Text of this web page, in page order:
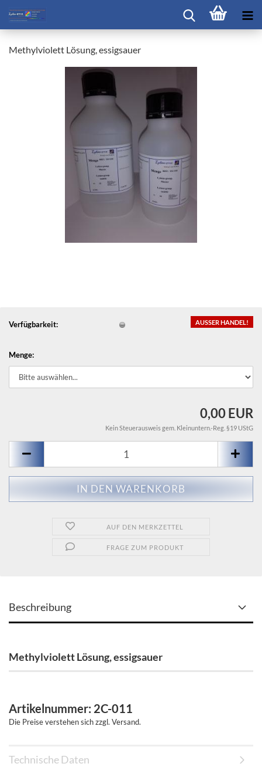
Methylviolett Lösung, essigsauer
AUSSER HANDEL!
Verfügbarkeit:
Menge:
0,00 EUR
Kein Steuerausweis gem. Kleinuntern.-Reg. §19 UStG
AUF DEN MERKZETTEL
FRAGE ZUM PRODUKT
Beschreibung
Methylviolett Lösung, essigsauer
Artikelnummer: 2C-011
Die Preise verstehen sich zzgl. Versand.
Technische Daten